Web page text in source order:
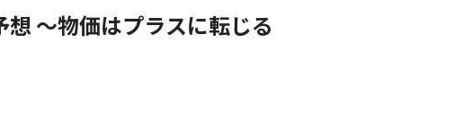
～物価はプラスに転じる